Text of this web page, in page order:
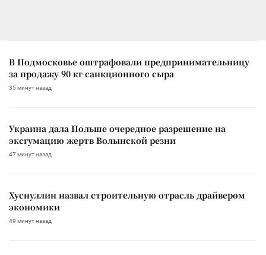
В Подмосковье оштрафовали предпринимательницу
за продажу 90 кг санкционного сыра
35 минут назад
Украина дала Польше очередное разрешение на
эксгумацию жертв Волынской резни
47 минут назад
Хуснуллин назвал строительную отрасль драйвером
экономики
49 минут назад